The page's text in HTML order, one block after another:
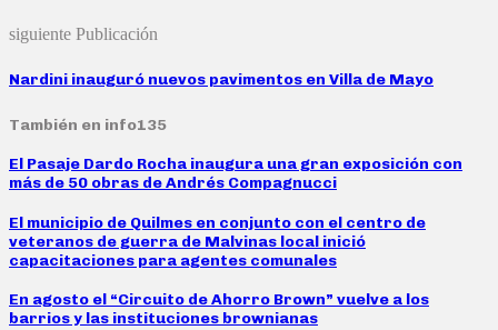
siguiente Publicación
Nardini inauguró nuevos pavimentos en Villa de Mayo
También en info135
El Pasaje Dardo Rocha inaugura una gran exposición con
más de 50 obras de Andrés Compagnucci
El municipio de Quilmes en conjunto con el centro de
veteranos de guerra de Malvinas local inició
capacitaciones para agentes comunales
En agosto el “Circuito de Ahorro Brown” vuelve a los
barrios y las instituciones brownianas